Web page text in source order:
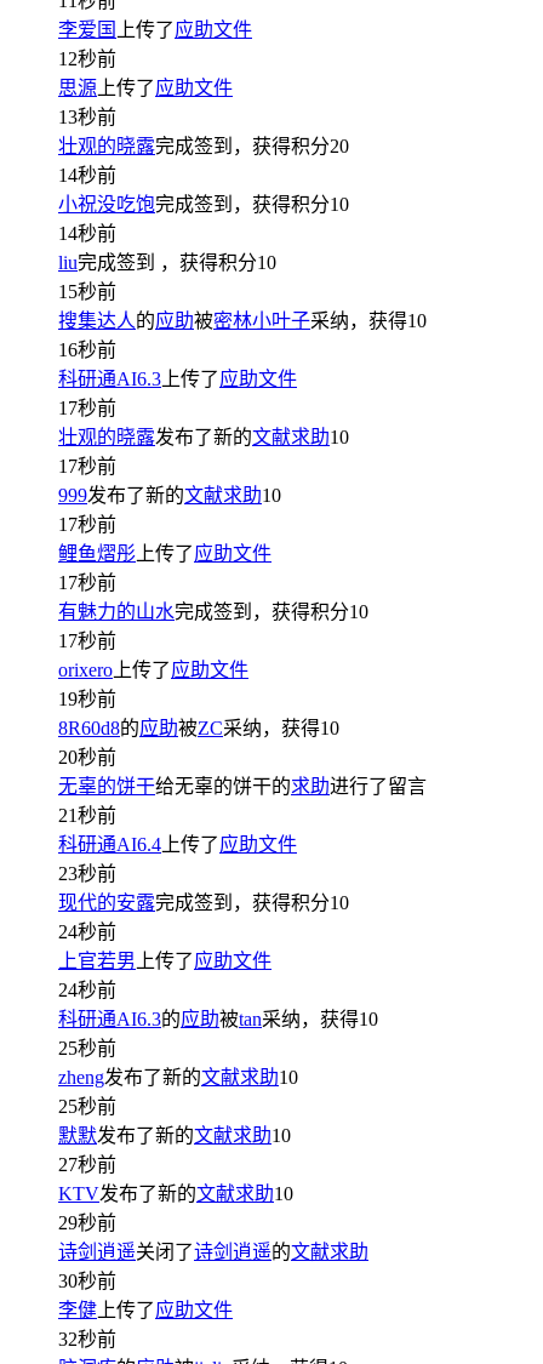
李爱国
上传了应助文件
12秒前
思源 上传了应助文件
13秒前
壮观的晓露完成签到，获得积分20
14秒前
小祝没吃饱完成签到，获得积分10
14秒前
liu完成签到 ，获得积分10
15秒前
搜集达人的应助被密林小叶子采纳，获得10
16秒前
科研通AI6.3 上传了应助文件
17秒前
壮观的晓露发布了新的文献求助10
17秒前
999发布了新的文献求助10
17秒前
鲤鱼熠彤 上传了应助文件
17秒前
有魅力的山水完成签到，获得积分10
17秒前
orixero 上传了应助文件
19秒前
8R60d8的应助被ZC采纳，获得10
20秒前
无辜的饼干给无辜的饼干的求助进行了留言
21秒前
科研通AI6.4 上传了应助文件
23秒前
现代的安露完成签到，获得积分10
24秒前
上官若男 上传了应助文件
24秒前
科研通AI6.3的应助被tan采纳，获得10
25秒前
zheng发布了新的文献求助10
25秒前
默默发布了新的文献求助10
27秒前
KTV发布了新的文献求助10
29秒前
诗剑逍遥关闭了诗剑逍遥的文献求助
30秒前
李健 上传了应助文件
32秒前